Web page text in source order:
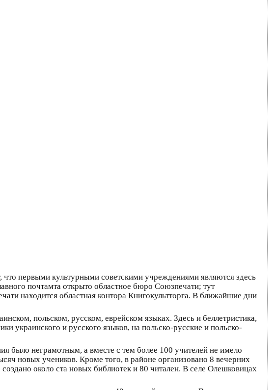
что первыми культурными советскими учреждениями являются здесь
почтамта открыто областное бюро Союзпечати; тут
находится областная контора Книгокультторга. В ближайшие дни
польском, русском, еврейском языках. Здесь и беллетристика,
украинского и русского языков, на польско-русские и польско-
было неграмотным, а вместе с тем более 100 учителей не имело
новых учеников. Кроме того, в районе организовано 8 вечерних
около ста новых библиотек и 80 читален. В селе Олешковицах